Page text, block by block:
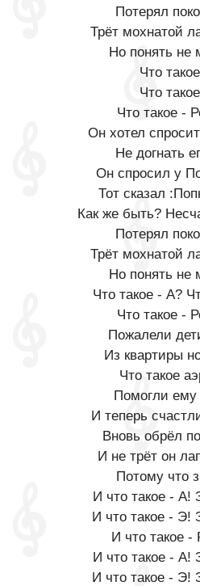
Потерял
Трёт мохнатой
Но понять не
Что
Что
Что такое -
Он хотел
Не догнать
Он спросил у
Тот сказал
Как же быть?
Потерял
Трёт мохнатой
Но понять не
Что такое - А?
Что такое -
Пожалели
Из квартиры
Что такое
Помогли ему
И теперь
Вновь обрёл
И не трёт он
Потому что
И что такое - А!
И что такое - Э!
И что такое -
И что такое - А!
И что такое - Э!